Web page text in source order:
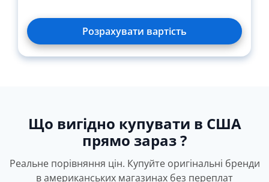
Розрахувати вартість
У вартість послуг безкоштовно входять:
Що вигідно купувати в США
прямо зараз ?
Реальне порівняння цін. Купуйте оригінальні бренди
в американських магазинах без переплат